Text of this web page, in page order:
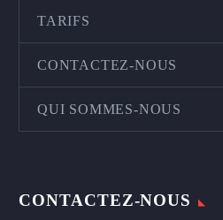
TARIFS
CONTACTEZ-NOUS
QUI SOMMES-NOUS
CONTACTEZ-NOUS